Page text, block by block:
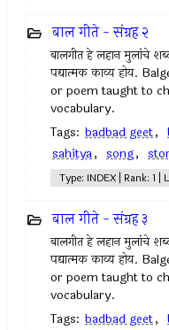
बाल गीते - संग्रह २
बालगीत हे लहान मुलांचे
पद्यात्मक काव्य होय.
or poem taught to
vocabulary.
Tags: badbad geet,
sahitya, song,
Type: INDEX | Rank: 1 |
बाल गीते - संग्रह ३
बालगीत हे लहान मुलांचे
पद्यात्मक काव्य होय.
or poem taught to
vocabulary.
Tags: badbad geet,